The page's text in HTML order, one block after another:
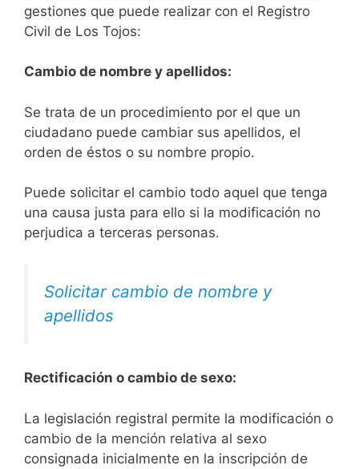
gestiones que puede realizar con el Registro
Civil de Los Tojos:
Cambio de nombre y apellidos:
Se trata de un procedimiento por el que un
ciudadano puede cambiar sus apellidos, el
orden de éstos o su nombre propio.
Puede solicitar el cambio todo aquel que tenga
una causa justa para ello si la modificación no
perjudica a terceras personas.
Solicitar cambio de nombre y
apellidos
Rectificación o cambio de sexo:
La legislación registral permite la modificación o
cambio de la mención relativa al sexo
consignada inicialmente en la inscripción de